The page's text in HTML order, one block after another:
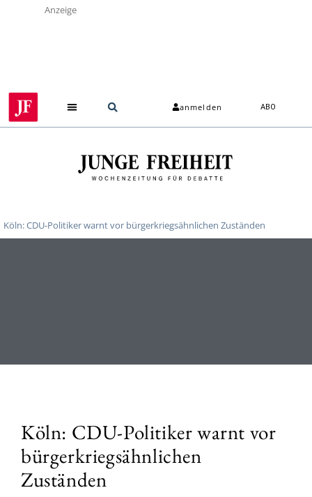
Anzeige
anmelden ABO
Köln: CDU-Politiker warnt vor bürgerkriegsähnlichen Zuständen
Köln: CDU-Politiker warnt vor
bürgerkriegsähnlichen
Zuständen